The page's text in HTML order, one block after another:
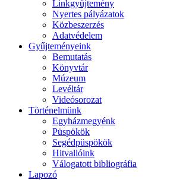
Linkgyűjtemény
Nyertes pályázatok
Közbeszerzés
Adatvédelem
Gyűjteményeink
Bemutatás
Könyvtár
Múzeum
Levéltár
Videósorozat
Történelmünk
Egyházmegyénk
Püspökök
Segédpüspökök
Hitvallóink
Válogatott bibliográfia
Lapozó